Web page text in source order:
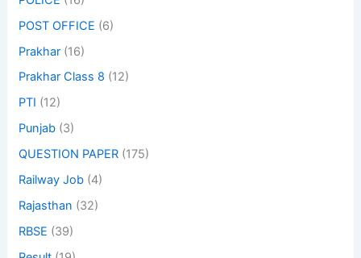
POST OFFICE (6)
Prakhar (16)
Prakhar Class 8 (12)
PTI (12)
Punjab (3)
QUESTION PAPER (175)
Railway Job (4)
Rajasthan (32)
RBSE (39)